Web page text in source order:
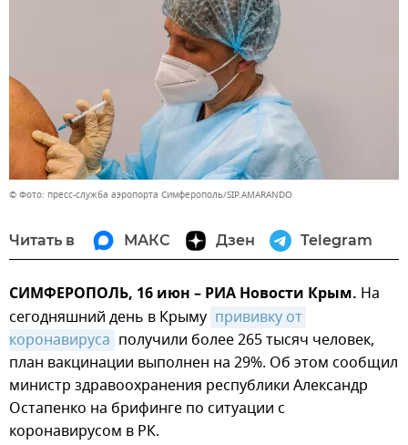
© Фото: пресс-служба аэропорта Симферополь/SIP.AMARANDO
Читать в МАКС Дзен Telegram
СИМФЕРОПОЛЬ, 16 июн – РИА Новости Крым. На
сегодняшний день в Крыму прививку от
коронавируса получили более 265 тысяч человек,
план вакцинации выполнен на 29%. Об этом сообщил
министр здравоохранения республики Александр
Остапенко на брифинге по ситуации с
коронавирусом в РК.